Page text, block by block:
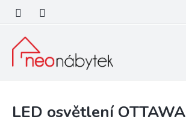
obsah
LED osvětlení OTTAWA